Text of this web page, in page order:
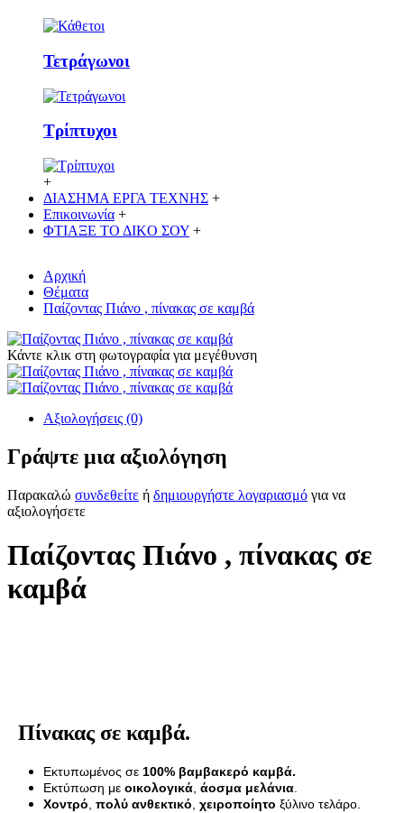
Τετράγωνοι
Τρίπτυχοι
+
ΔΙΑΣΗΜΑ ΕΡΓΑ ΤΕΧΝΗΣ +
Επικοινωνία +
ΦΤΙΑΞΕ ΤΟ ΔΙΚO ΣΟΥ +
Αρχική
Θέματα
Παίζοντας Πιάνο , πίνακας σε καμβά
Κάντε κλικ στη φωτογραφία για μεγέθυνση
Αξιολογήσεις (0)
Γράψτε μια αξιολόγηση
Παρακαλώ συνδεθείτε ή δημιουργήστε λογαριασμό για να
αξιολογήσετε
Παίζοντας Πιάνο , πίνακας σε
καμβά
Πίνακας σε καμβά.
Εκτυπωμένος σε 100% βαμβακερό καμβά.
Εκτύπωση με οικολογικά άοσμα μελάνια
Χοντρό πολύ ανθεκτικό χειροποίητο ξύλινο τελάρο.